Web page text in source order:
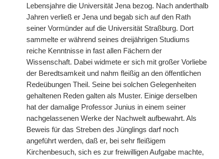
Lebensjahre die Universität Jena bezog. Nach anderthalb
Jahren verließ er Jena und begab sich auf den Rath
seiner Vormünder auf die Universität Straßburg. Dort
sammelte er während seines dreijährigen Studiums
reiche Kenntnisse in fast allen Fächern der
Wissenschaft. Dabei widmete er sich mit großer Vorliebe
der Beredtsamkeit und nahm fleißig an den öffentlichen
Redeübungen Theil. Seine bei solchen Gelegenheiten
gehaltenen Reden galten als Muster. Einige derselben
hat der damalige Professor Junius in einem seiner
nachgelassenen Werke der Nachwelt aufbewahrt. Als
Beweis für das Streben des Jünglings darf noch
angeführt werden, daß er, bei sehr fleißigem
Kirchenbesuch, sich es zur freiwilligen Aufgabe machte,